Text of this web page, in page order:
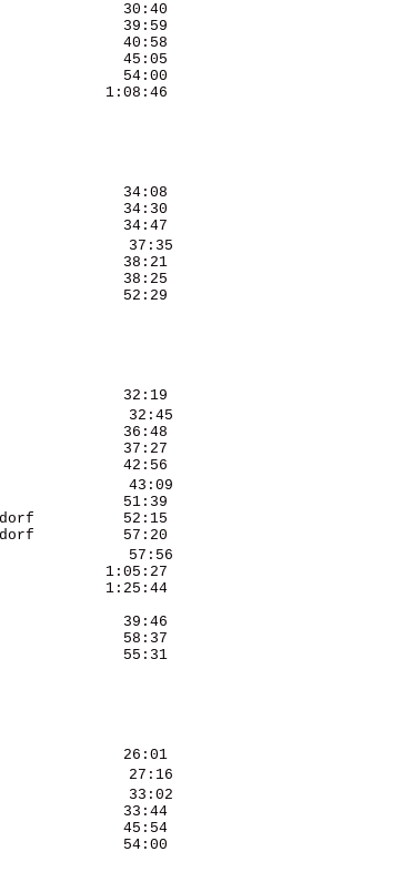
30:40
39:59
40:58
45:05
54:00
1:08:46
34:08
34:30
34:47
37:35
38:21
38:25
52:29
32:19
32:45
36:48
37:27
42:56
43:09
51:39
52:15
57:20
57:56
1:05:27
1:25:44
39:46
58:37
55:31
26:01
27:16
33:02
33:44
45:54
54:00